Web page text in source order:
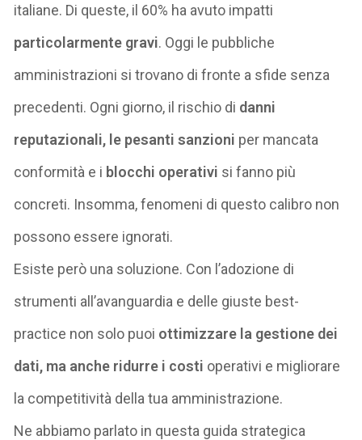
italiane. Di queste, il 60% ha avuto impatti
particolarmente gravi. Oggi le pubbliche
amministrazioni si trovano di fronte a sfide senza
precedenti. Ogni giorno, il rischio di danni
reputazionali, le pesanti sanzioni per mancata
conformità e i blocchi operativi si fanno più
concreti. Insomma, fenomeni di questo calibro non
possono essere ignorati.
Esiste però una soluzione. Con l’adozione di
strumenti all’avanguardia e delle giuste best-
practice non solo puoi ottimizzare la gestione dei
dati, ma anche ridurre i costi operativi e migliorare
la competitività della tua amministrazione.
Ne abbiamo parlato in questa guida strategica